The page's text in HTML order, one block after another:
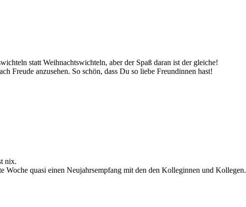
statt Weihnachtswichteln, aber der Spaß daran ist der gleiche!
Freude anzusehen. So schön, dass Du so liebe Freundinnen hast!
nix.
Woche quasi einen Neujahrsempfang mit den den Kolleginnen und Kollegen.